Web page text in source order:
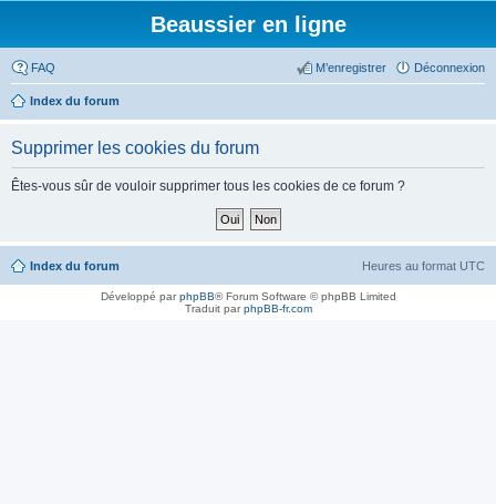
Beaussier en ligne
FAQ Déconnexion
M’enregistrer
Index du forum
Supprimer les cookies du forum
Êtes-vous sûr de vouloir supprimer tous les cookies de ce forum ?
Index du forum Heures au format UTC
Développé parphpBB® Forum Software © phpBB Limited
Traduit parphpBB-fr.com